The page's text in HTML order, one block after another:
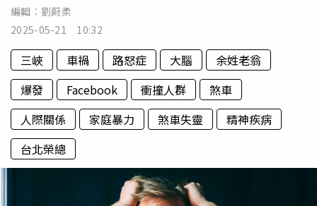
編輯： 劉蔚柔
2025-05-21 10:32
三峽 車禍 路怒症 大腦
余姓老翁
爆發
Facebook 衝撞人群
煞車
人際關係
家庭暴力 煞車失靈
精神疾病
台北榮總